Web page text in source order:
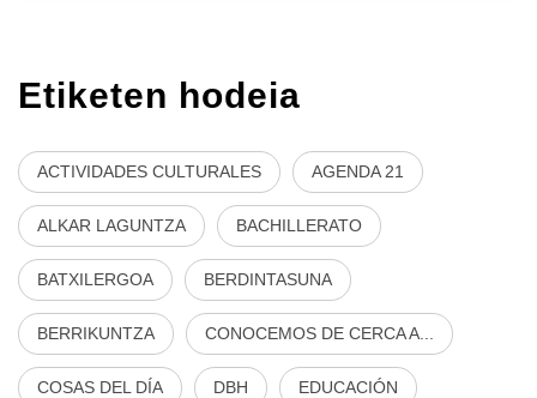
Etiketen hodeia
ACTIVIDADES CULTURALES AGENDA 21
ALKAR LAGUNTZA BACHILLERATO
BATXILERGOA BERDINTASUNA
BERRIKUNTZA CONOCEMOS DE CERCA A...
COSAS DEL DÍA DBH EDUCACIÓN